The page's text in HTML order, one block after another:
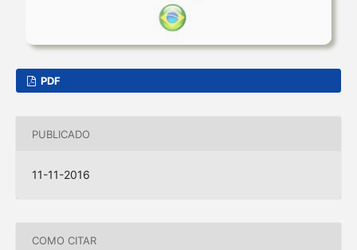
PDF
PUBLICADO
11-11-2016
COMO CITAR